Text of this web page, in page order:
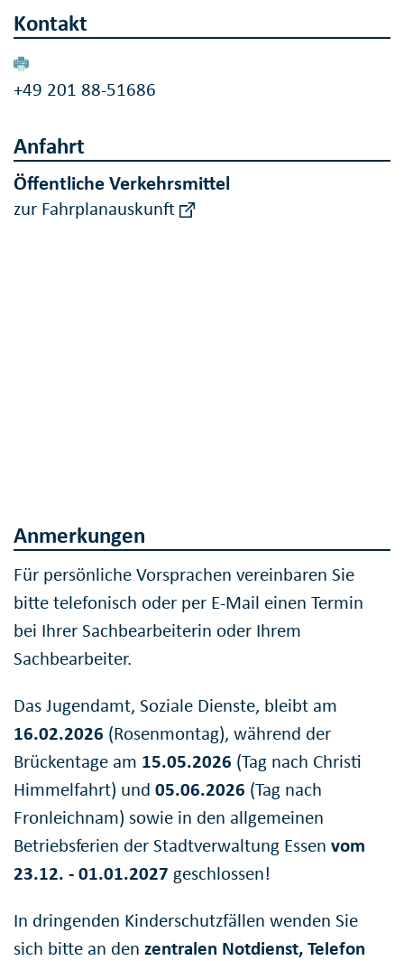
Kontakt
+49 201 88-51686
Anfahrt
Öffentliche Verkehrsmittel
zur Fahrplanauskunft
Anmerkungen
Für persönliche Vorsprachen vereinbaren Sie
bitte telefonisch oder per E-Mail einen Termin
bei Ihrer Sachbearbeiterin oder Ihrem
Sachbearbeiter.
Das Jugendamt, Soziale Dienste, bleibt am
16.02.2026 (Rosenmontag), während der
Brückentage am 15.05.2026 (Tag nach Christi
Himmelfahrt) und 05.06.2026 (Tag nach
Fronleichnam) sowie in den allgemeinen
Betriebsferien der Stadtverwaltung Essen vom
23.12. - 01.01.2027 geschlossen!
In dringenden Kinderschutzfällen wenden Sie
sich bitte an den zentralen Notdienst, Telefon